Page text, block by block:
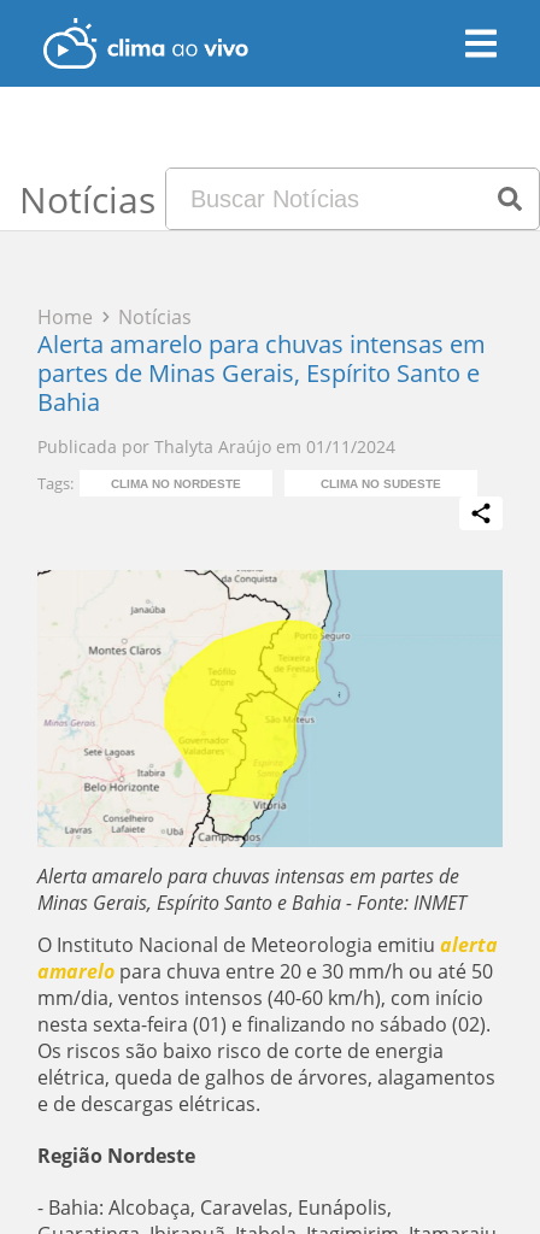
Notícias
Home Notícias
Alerta amarelo para chuvas intensas em
partes de Minas Gerais, Espírito Santo e
Bahia
Publicada por Thalyta Araújo em 01/11/2024
Tags: CLIMA NO NORDESTE CLIMA NO SUDESTE
Alerta amarelo para chuvas intensas em partes de
Minas Gerais, Espírito Santo e Bahia - Fonte: INMET
O Instituto Nacional de Meteorologia emitiualerta
amarelo para chuva entre 20 e 30 mm/h ou até 50
mm/dia, ventos intensos (40-60 km/h), com início
nesta sexta-feira (01) e finalizando no sábado (02).
Os riscos são baixo risco de corte de energia
elétrica, queda de galhos de árvores, alagamentos
e de descargas elétricas.
Região Nordeste
- Bahia: Alcobaça, Caravelas, Eunápolis,